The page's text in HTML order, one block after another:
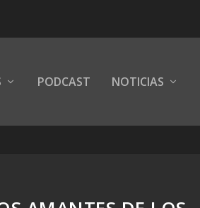
PODCAST NOTICIAS